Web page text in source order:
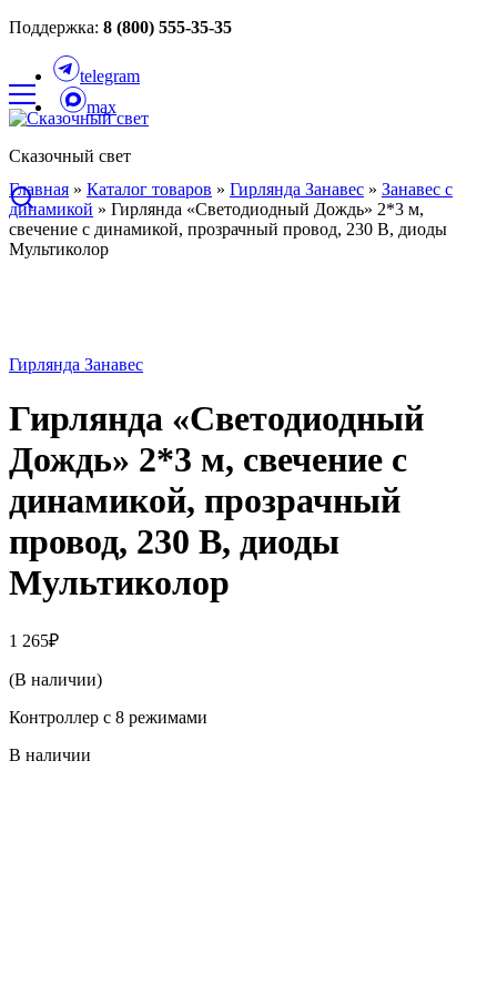
Поддержка: 8 (800) 555-35-35
telegram
max
Сказочный свет
Главная » Каталог товаров » Гирлянда Занавес » Занавес с
динамикой » Гирлянда «Светодиодный Дождь» 2*3 м,
свечение с динамикой, прозрачный провод, 230 В, диоды
Мультиколор
Гирлянда Занавес
Гирлянда «Светодиодный
Дождь» 2*3 м, свечение с
динамикой, прозрачный
провод, 230 В, диоды
Мультиколор
1 265₽
(В наличии)
Контроллер с 8 режимами
В наличии